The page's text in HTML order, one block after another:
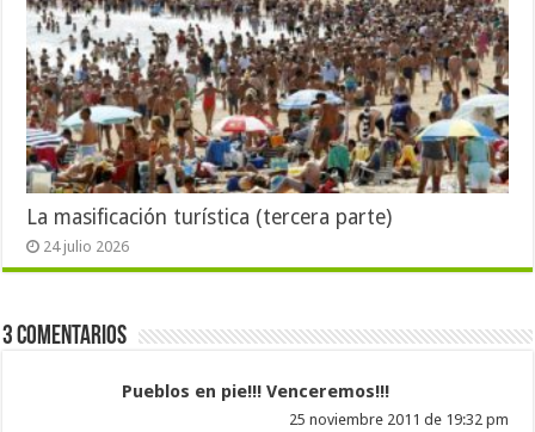
La masificación turística (tercera parte)
24 julio 2026
3 Comentarios
Pueblos en pie!!! Venceremos!!!
25 noviembre 2011 de 19:32 pm